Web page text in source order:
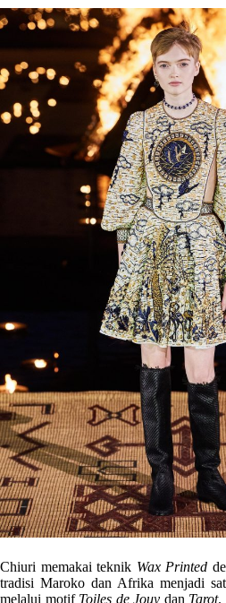
Chiuri memakai teknik Wax Printed
tradisi Maroko dan Afrika menjadi
melalui motif Toiles de Jouy dan Tarot.